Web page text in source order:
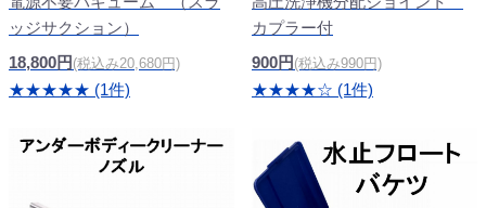
ッジサクション）
18,800円 (税込み20,680円)
★★★★★ (1件)
カプラー付
900円 (税込み990円)
★★★★☆ (1件)